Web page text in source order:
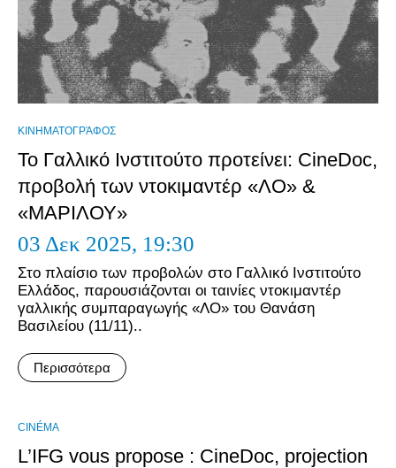
ΚΙΝΗΜΑΤΟΓΡΆΦΟΣ
Το Γαλλικό Ινστιτούτο προτείνει: CineDoc,
προβολή των ντοκιμαντέρ «ΛΟ» &
«ΜΑΡΙΛΟΥ»
03 Δεκ 2025, 19:30
Στο πλαίσιο των προβολών στο Γαλλικό Ινστιτούτο
Ελλάδος, παρουσιάζονται οι ταινίες ντοκιμαντέρ
γαλλικής συμπαραγωγής «ΛΟ» του Θανάση
Βασιλείου (11/11)..
Περισσότερα
CINÉMA
L’IFG vous propose : CineDoc, projection